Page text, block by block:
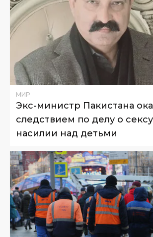
МИР
Экс-министр Пакистана
следствием по делу о
насилии над детьми